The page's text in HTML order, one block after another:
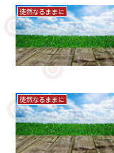
徒然なるままに
徒然なるままに